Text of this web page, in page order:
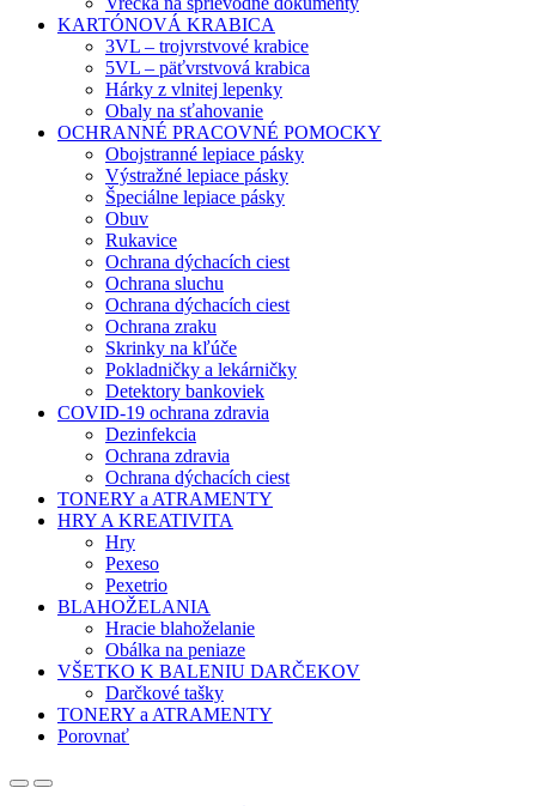
KARTÓNOVÁ KRABICA
3VL – trojvrstvové krabice
5VL – päťvrstvová krabica
Hárky z vlnitej lepenky
Obaly na sťahovanie
OCHRANNÉ PRACOVNÉ POMOCKY
Obojstranné lepiace pásky
Výstražné lepiace pásky
Špeciálne lepiace pásky
Obuv
Rukavice
Ochrana dýchacích ciest
Ochrana sluchu
Ochrana dýchacích ciest
Ochrana zraku
Skrinky na kľúče
Pokladničky a lekárničky
Detektory bankoviek
COVID-19 ochrana zdravia
Dezinfekcia
Ochrana zdravia
Ochrana dýchacích ciest
TONERY a ATRAMENTY
HRY A KREATIVITA
Hry
Pexeso
Pexetrio
BLAHOŽELANIA
Hracie blahoželanie
Obálka na peniaze
VŠETKO K BALENIU DARČEKOV
Darčkové tašky
TONERY a ATRAMENTY
Porovnať
OpenClose